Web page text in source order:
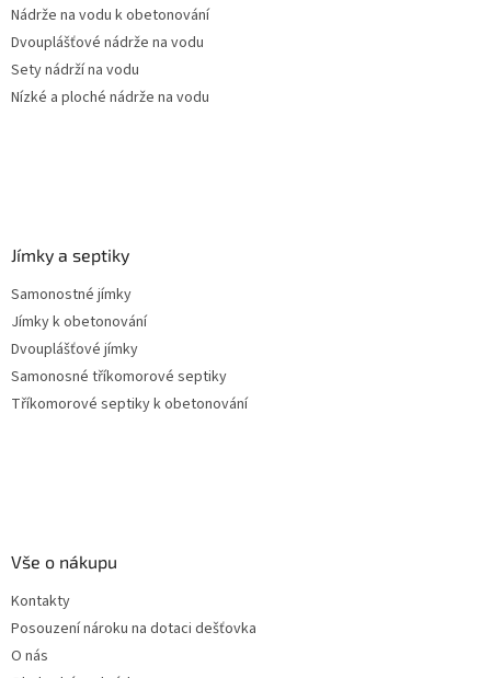
Nádrže na vodu k obetonování
Dvouplášťové nádrže na vodu
Sety nádrží na vodu
Nízké a ploché nádrže na vodu
Jímky a septiky
Samonostné jímky
Jímky k obetonování
Dvouplášťové jímky
Samonosné tříkomorové septiky
Tříkomorové septiky k obetonování
Vše o nákupu
Kontakty
Posouzení nároku na dotaci dešťovka
O nás